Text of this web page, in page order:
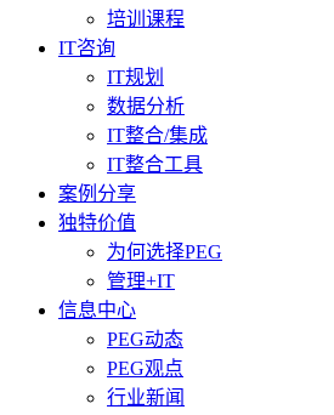
培训课程
IT咨询
IT规划
数据分析
IT整合/集成
IT整合工具
案例分享
独特价值
为何选择PEG
管理+IT
信息中心
PEG动态
PEG观点
行业新闻